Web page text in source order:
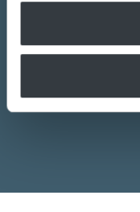
informationen med
deras tjänster.